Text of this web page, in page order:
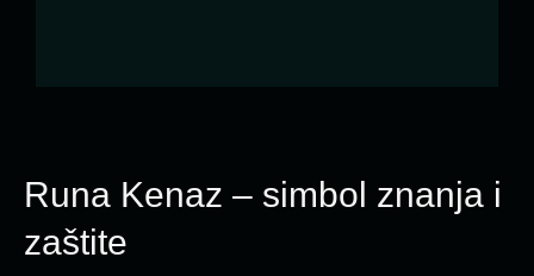
Runa Kenaz – simbol znanja i
zaštite